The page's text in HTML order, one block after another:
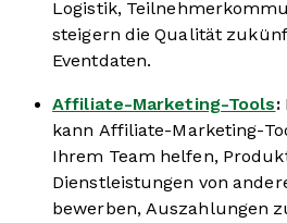
Logistik,
steigern die Qualität
Eventdaten.
Affiliate-Marketing-Tools:
kann Affiliate-Marketing-
Ihrem Team helfen,
Dienstleistungen von
bewerben, Auszahlungen